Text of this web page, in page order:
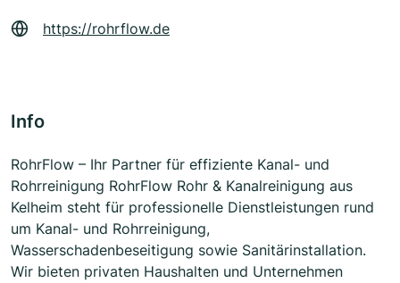
https://rohrflow.de
Info
RohrFlow – Ihr Partner für effiziente Kanal- und
Rohrreinigung RohrFlow Rohr & Kanalreinigung aus
Kelheim steht für professionelle Dienstleistungen rund
um Kanal- und Rohrreinigung,
Wasserschadenbeseitigung sowie Sanitärinstallation.
Wir bieten privaten Haushalten und Unternehmen